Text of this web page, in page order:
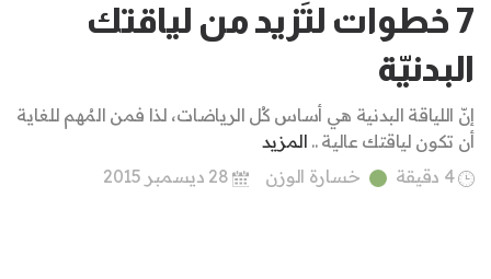
7 خطوات لتَزيد من لياقتك
البدنيّة
إنّ اللياقة البدنية هي أساس كُل الرياضات، لذا فمن المُهم للغاية
أن تكون لياقتك عالية .. المزيد
4 دقيقة
خسارة الوزن 28 ديسمبر 2015